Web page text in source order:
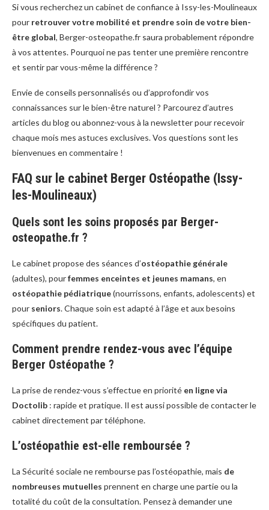
Si vous recherchez un cabinet de confiance à Issy-les-Moulineaux
pour retrouver votre mobilité et prendre soin de votre bien-
être global, Berger-osteopathe.fr saura probablement répondre
à vos attentes. Pourquoi ne pas tenter une première rencontre
et sentir par vous-même la différence ?
Envie de conseils personnalisés ou d’approfondir vos
connaissances sur le bien-être naturel ? Parcourez d’autres
articles du blog ou abonnez-vous à la newsletter pour recevoir
chaque mois mes astuces exclusives. Vos questions sont les
bienvenues en commentaire !
FAQ sur le cabinet Berger Ostéopathe (Issy-
les-Moulineaux)
Quels sont les soins proposés par Berger-
osteopathe.fr ?
Le cabinet propose des séances d’ostéopathie générale
(adultes), pourfemmes enceintes et jeunes mamans, en
ostéopathie pédiatrique(nourrissons, enfants, adolescents) et
pour seniors. Chaque soin est adapté à l’âge et aux besoins
spécifiques du patient.
Comment prendre rendez-vous avec l’équipe
Berger Ostéopathe ?
La prise de rendez-vous s’effectue en priorité en ligne via
Doctolib : rapide et pratique. Il est aussi possible de contacter le
cabinet directement par téléphone.
L’ostéopathie est-elle remboursée ?
La Sécurité sociale ne rembourse pas l’ostéopathie, mais de
nombreuses mutuelles prennent en charge une partie ou la
totalité du coût de la consultation. Pensez à demander une